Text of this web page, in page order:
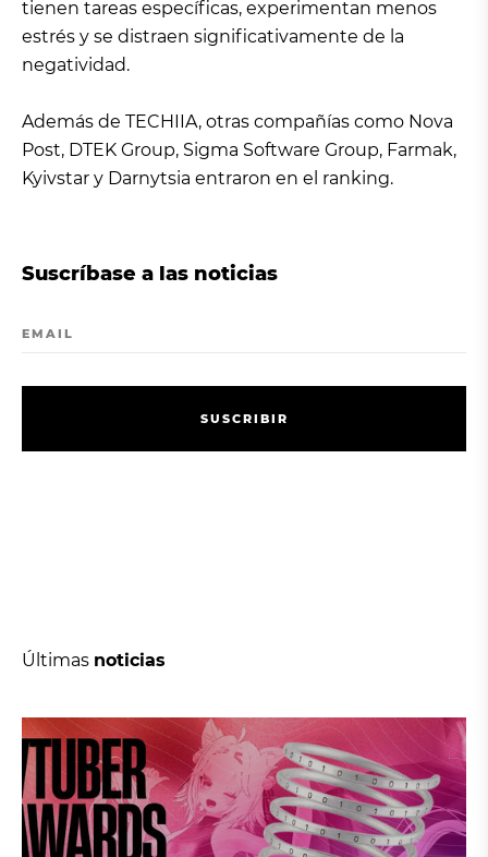
tienen tareas específicas, experimentan menos
estrés y se distraen significativamente de la
negatividad.
Además de TECHIIA, otras compañías como Nova
Post, DTEK Group, Sigma Software Group, Farmak,
Kyivstar y Darnytsia entraron en el ranking.
Suscríbase a las noticias
EMAIL
SU SCRI BI R
Últimas noticias